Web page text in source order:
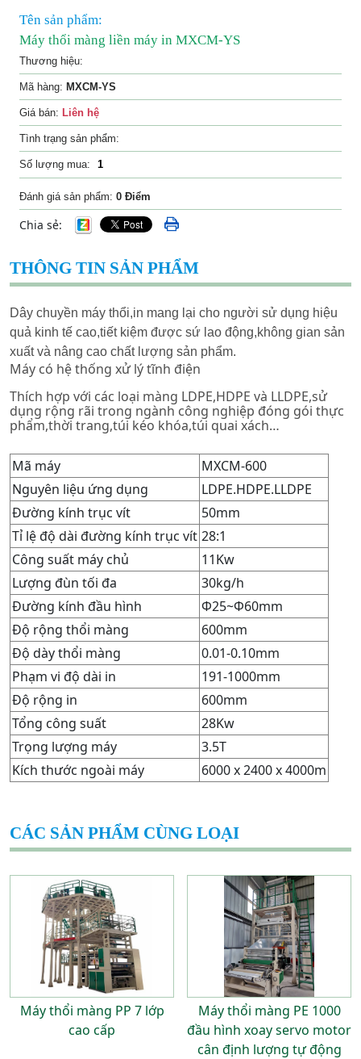
Tên sản phẩm:
Máy thổi màng liền máy in MXCM-YS
Thương hiệu:
Mã hàng: MXCM-YS
Giá bán: Liên hệ
Tình trạng sản phẩm:
Số lượng mua:
Đánh giá sản phẩm: 0 Điểm
Chia sẻ:
THÔNG TIN SẢN PHẨM
Dây chuyền máy thổi,in mang lại cho người sử dụng hiệu
quả kinh tế cao,tiết kiệm được sứ lao động,không gian sản
xuất và nâng cao chất lượng sản phẩm.
Máy có hệ thống xử lý tĩnh điện
Thích hợp với các loại màng LDPE,HDPE và LLDPE,sử
dụng rộng rãi trong ngành công nghiệp đóng gói thực
phẩm,thời trang,túi kéo khóa,túi quai xách…
Mã máy
MXCM-600
Nguyên liệu ứng dụng
LDPE.HDPE.LLDPE
Đường kính trục vít
50mm
Tỉ lệ độ dài đường kính trục vít 28:1
Công suất máy chủ
11Kw
Lượng đùn tối đa
30kg/h
Đường kính đầu hình
Φ25~Φ60mm
Độ rộng thổi màng
600mm
Độ dày thổi màng
0.01-0.10mm
Phạm vi độ dài in
191-1000mm
Độ rộng in
600mm
Tổng công suất
28Kw
Trọng lượng máy
3.5T
Kích thước ngoài máy
6000 x 2400 x 4000m
CÁC SẢN PHẨM CÙNG LOẠI
Máy thổi màng PP 7 lớp
cao cấp
Máy thổi màng PE 1000
đầu hình xoay servo motor
cân định lượng tự động